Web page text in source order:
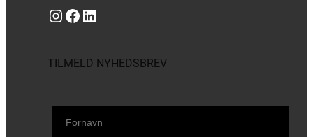
Instagram https://www.facebook.com/danishbeachvolleytour LinkedIn
TILMELD NYHEDSBREV